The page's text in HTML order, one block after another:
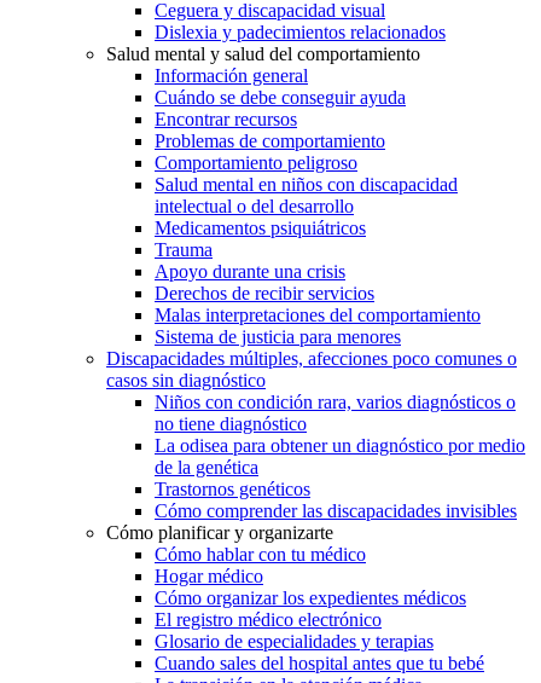
Ceguera y discapacidad visual
Dislexia y padecimientos relacionados
Salud mental y salud del comportamiento
Información general
Cuándo se debe conseguir ayuda
Encontrar recursos
Problemas de comportamiento
Comportamiento peligroso
Salud mental en niños con discapacidad
intelectual o del desarrollo
Medicamentos psiquiátricos
Trauma
Apoyo durante una crisis
Derechos de recibir servicios
Malas interpretaciones del comportamiento
Sistema de justicia para menores
Discapacidades múltiples, afecciones poco comunes o
casos sin diagnóstico
Niños con condición rara, varios diagnósticos o
no tiene diagnóstico
La odisea para obtener un diagnóstico por medio
de la genética
Trastornos genéticos
Cómo comprender las discapacidades invisibles
Cómo planificar y organizarte
Cómo hablar con tu médico
Hogar médico
Cómo organizar los expedientes médicos
El registro médico electrónico
Glosario de especialidades y terapias
Cuando sales del hospital antes que tu bebé